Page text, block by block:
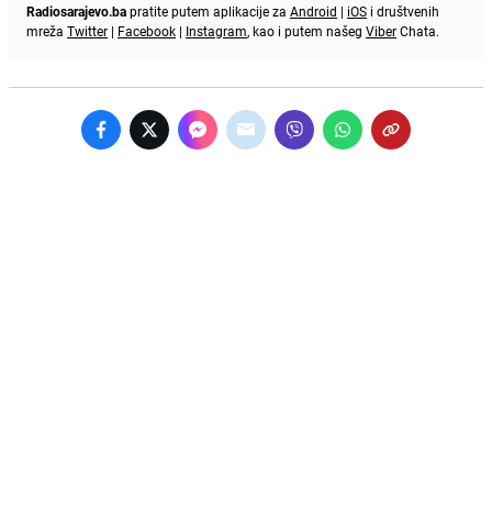
Radiosarajevo.bapratite putem aplikacije za Android | iOS i društvenih
mreža Twitter | Facebook | Instagram, kao i putem našeg ViberChata.